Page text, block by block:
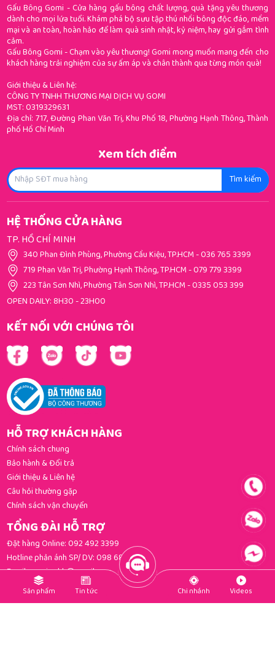
Gấu Bông Gomi - Cửa hàng gấu bông chất lượng, quà tặng yêu thương
dành cho mọi lứa tuổi. Khám phá bộ sưu tập thú nhồi bông độc đáo, mềm
mại và an toàn, hoàn hảo để làm quà sinh nhật, kỷ niệm, hay gửi gắm tình
cảm.
Gấu Bông Gomi - Chạm vào yêu thương! Gomi mong muốn mang đến cho
khách hàng trải nghiệm của sự ấm áp và chân thành qua từng món quà!
Giới thiệu & Liên hệ:
CÔNG TY TNHH THƯƠNG MẠI DỊCH VỤ GOMI
MST: 0319329631
Địa chỉ: 717, Đường Phan Văn Trị, Khu Phố 18, Phường Hạnh Thông, Thành
phố Hồ Chí Minh
Xem tích điểm
Tìm kiếm
HỆ THỐNG CỬA HÀNG
TP. HỒ CHÍ MINH
340 Phan Đình Phùng, Phường Cầu Kiệu, TP.HCM-036 765 3399
719 Phan Văn Trị, Phường Hạnh Thông, TP.HCM-079 779 3399
223 Tân Sơn Nhì, Phường Tân Sơn Nhì, TP.HCM-0335 053 399
OPEN DAILY: 8H30 - 23H00
KẾT NỐI VỚI CHÚNG TÔI
HỖ TRỢ KHÁCH HÀNG
Chính sách chung
Bảo hành & Đổi trả
Giới thiệu & Liên hệ
Câu hỏi thường gặp
Chính sách vận chuyển
TỔNG ĐÀI HỖ TRỢ
Đặt hàng Online:092 492 3399
Hotline phản ánh SP/ DV:098 681 3392
Email:gomi.cskh@gmail.com
PHƯƠNG THỨC THANH TOÁN
Sản phẩm Tin tức Chi nhánh Videos